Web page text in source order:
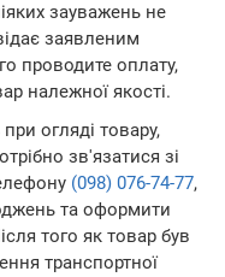
зауважень не
заявленим
проводите оплату,
належної якості.
огляді товару,
зв'язатися зі
(098) 076-74-77,
та оформити
того як товар був
транспортної